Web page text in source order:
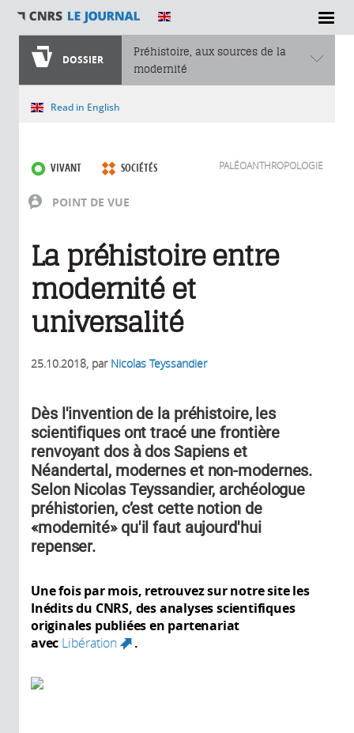
DOSSIER
Préhistoire, aux sources de la
modernité
Vous êtes ici
Read in English
POINT DE VUE
VIVANT SOCIÉTÉS PALÉOANTHROPOLOGIE
La préhistoire entre
modernité et
universalité
25.10.2018, par Nicolas Teyssandier
Dès l'invention de la préhistoire, les
scientifiques ont tracé une frontière
renvoyant dos à dos Sapiens et
Néandertal, modernes et non-modernes.
Selon Nicolas Teyssandier, archéologue
préhistorien, c’est cette notion de
«modernité» qu'il faut aujourd'hui
repenser.
Une fois par mois, retrouvez sur notre site les
Inédits du CNRS, des analyses scientifiques
originales publiées en partenariat
avec Libération (link is external)
.